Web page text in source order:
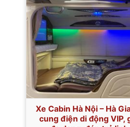
Xe Cabin Hà Nội – Hà
cung điện di động VIP,